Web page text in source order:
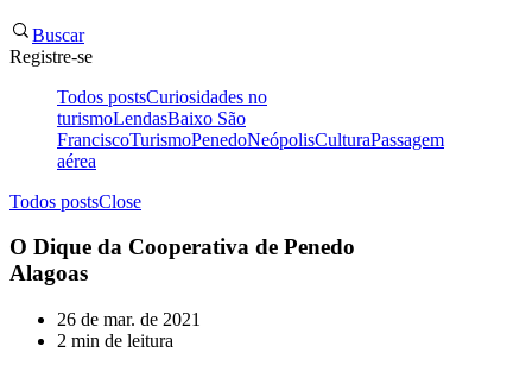
Buscar
Registre-se
Todos postsCuriosidades no
turismoLendasBaixo São
FranciscoTurismoPenedoNeópolisCulturaPassagem
aérea
Todos postsClose
O Dique da Cooperativa de Penedo
Alagoas
26 de mar. de 2021
2 min de leitura